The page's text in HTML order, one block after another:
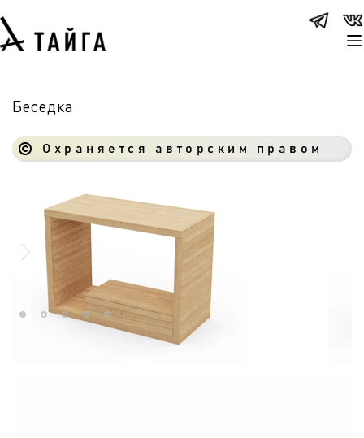
Беседка
Охраняется авторским правом